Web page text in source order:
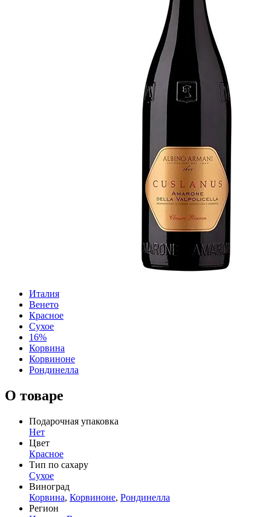
Италия
Венето
Красное
Сухое
16%
Корвина
Корвиноне
Рондинелла
О товаре
Подарочная упаковка
Нет
Цвет
Красное
Тип по сахару
Сухое
Виноград
Корвина, Корвиноне, Рондинелла
Регион